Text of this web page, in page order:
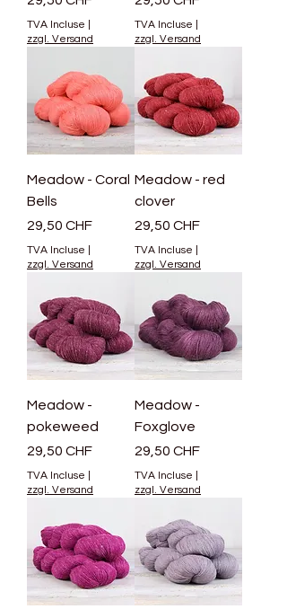
TVA Incluse
zzgl. Versand
TVA Incluse
zzgl. Versand
Meadow - Coral
Bells
Prix
29,50 CHF
TVA Incluse
zzgl. Versand
Meadow - red
clover
Prix
29,50 CHF
TVA Incluse
zzgl. Versand
Meadow -
pokeweed
Prix
29,50 CHF
TVA Incluse
zzgl. Versand
Meadow -
Foxglove
Prix
29,50 CHF
TVA Incluse
zzgl. Versand